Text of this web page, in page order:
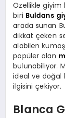
Özellikle giyim
biri Buldans
arada sunan
dikkat çeken
alabilen
popüler olan
bulunabiliyor.
ideal ve doğal
ilgisini çekiyor.
Blanca